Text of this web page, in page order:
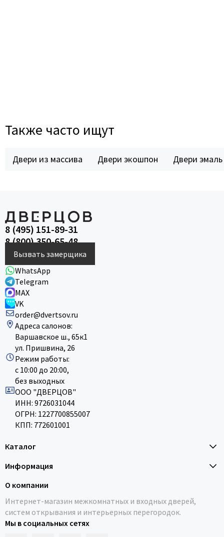
Также часто ищут
Двери из массива Двери экошпон Двери эмаль
8 (495) 151-89-31
8 (800) 350-65-48
Вызвать замерщика
WhatsApp
Telegram
MAX
VK
order@dvertsov.ru
Адреса салонов:
Варшавское ш., 65к1
ул. Пришвина, 26
Режим работы:
с 10:00 до 20:00,
без выходных
ООО "ДВЕРЦОВ"
ИНН: 9726031044
ОГРН: 1227700855007
КПП: 772601001
Каталог
Информация
О компании
Интернет-магазин межкомнатных и входных дверей,
систем открывания и интерьерных перегородок.
Мы в социальных сетях